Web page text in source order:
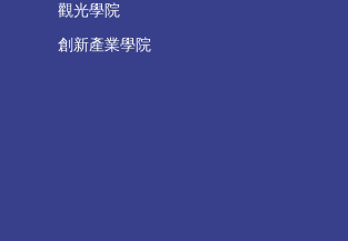
觀光學院
創新產業學院